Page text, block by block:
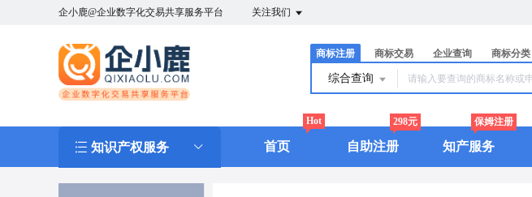
企小鹿@企业数字化交易共享服务平台 关注我们
商标注册 商标交易 企业查询 商标分类
综合查询
知识产权服务 首页
Hot
自助注册
298元
知产服务
保姆注册